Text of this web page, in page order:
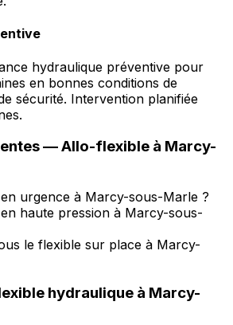
hydraulique préventive pour
en bonnes conditions de
sécurité. Intervention planifiée
—Allo-flexible à Marcy-
urgence à Marcy-sous-Marle ?
haute pression à Marcy-sous-
le flexible sur place à Marcy-
hydraulique à Marcy-